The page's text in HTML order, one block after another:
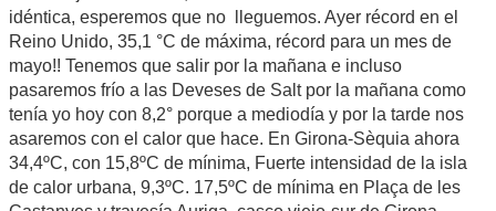
idéntica, esperemos que no lleguemos. Ayer récord en el
Reino Unido, 35,1 °C de máxima, récord para un mes de
mayo!! Tenemos que salir por la mañana e incluso
pasaremos frío a las Deveses de Salt por la mañana como
tenía yo hoy con 8,2° porque a mediodía y por la tarde nos
asaremos con el calor que hace. En Girona-Sèquia ahora
34,4ºC, con 15,8ºC de mínima, Fuerte intensidad de la isla
de calor urbana, 9,3ºC. 17,5ºC de mínima en Plaça de les